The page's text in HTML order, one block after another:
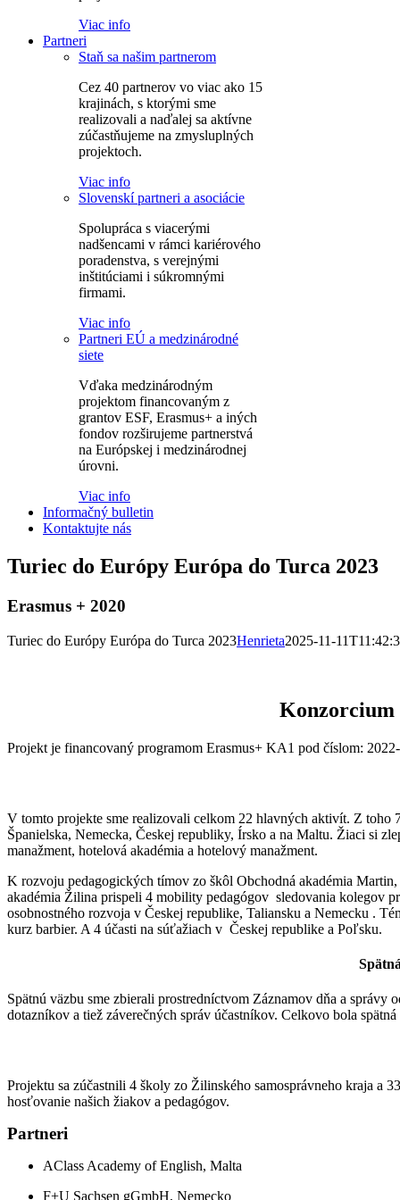
Viac info
Partneri
Staň sa našim partnerom
Cez 40 partnerov vo viac ako 15
krajinách, s ktorými sme
realizovali a naďalej sa aktívne
zúčastňujeme na zmysluplných
projektoch.
Viac info
Slovenskí partneri a asociácie
Spolupráca s viacerými
nadšencami v rámci kariérového
poradenstva, s verejnými
inštitúciami i súkromnými
firmami.
Viac info
Partneri EÚ a medzinárodné
siete
Vďaka medzinárodným
projektom financovaným z
grantov ESF, Erasmus+ a iných
fondov rozširujeme partnerstvá
na Európskej i medzinárodnej
úrovni.
Viac info
Informačný bulletin
Kontaktujte nás
Turiec do Európy Európa do Turca 2023
Erasmus + 2020
Turiec do Európy Európa do Turca 2023Henrieta2025-11-
Konzorcium
Projekt je financovaný programom Erasmus+ KA1 pod číslom:
V tomto projekte sme realizovali celkom 22 hlavných aktivít. Z
Španielska, Nemecka, Českej republiky, Írsko a na Maltu. Žiaci si
manažment, hotelová akadémia a hotelový manažment.
K rozvoju pedagogických tímov zo škôl Obchodná akadémia
akadémia Žilina prispeli 4 mobility pedagógov sledovania kolegov
osobnostného rozvoja v Českej republike, Taliansku a Nemecku .
kurz barbier. A 4 účasti na súťažiach v Českej republike a Poľsku.
Spätnú väzbu sme zbierali prostredníctvom Záznamov dňa a
dotazníkov a tiež záverečných správ účastníkov. Celkovo bola
Projektu sa zúčastnili 4 školy zo Žilinského samosprávneho kraja a
hosťovanie našich žiakov a pedagógov.
Partneri
AClass Academy of English, Malta
F+U Sachsen gGmbH, Nemecko